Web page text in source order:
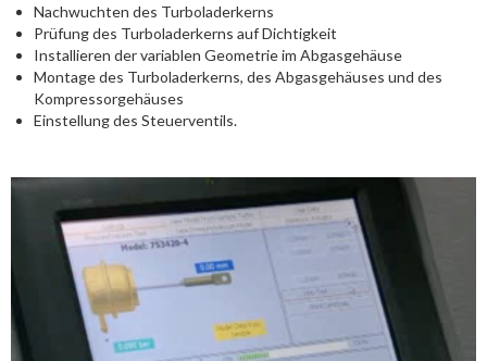
Nachwuchten des Turboladerkerns
Prüfung des Turboladerkerns auf Dichtigkeit
Installieren der variablen Geometrie im Abgasgehäuse
Montage des Turboladerkerns, des Abgasgehäuses und des
Kompressorgehäuses
Einstellung des Steuerventils.